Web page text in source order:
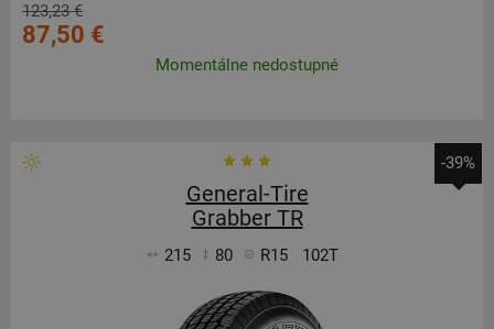
123,23 €
87,50 €
Momentálne nedostupné
-39%
General-Tire
Grabber TR
215 80 R15 102T